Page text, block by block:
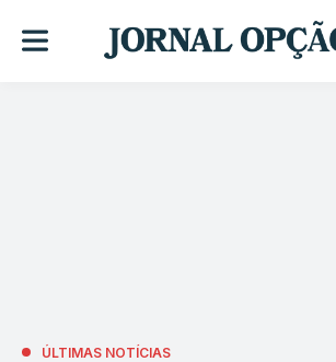
ÚLTIMAS NOTÍCIAS